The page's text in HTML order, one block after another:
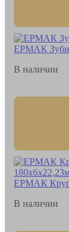
ЕРМАК
В наличии
ЕРМАК Круг
В наличии